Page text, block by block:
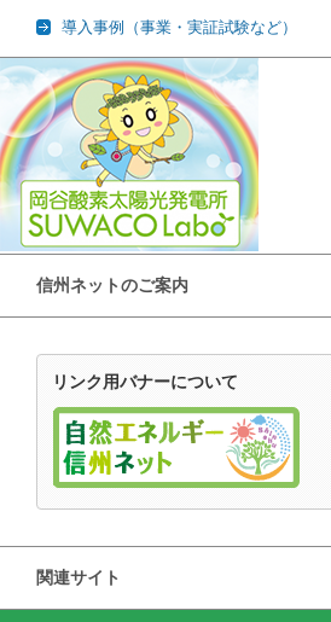
導入事例（事業・実証試験など）
信州ネットのご案内
リンク用バナーについて
関連サイト